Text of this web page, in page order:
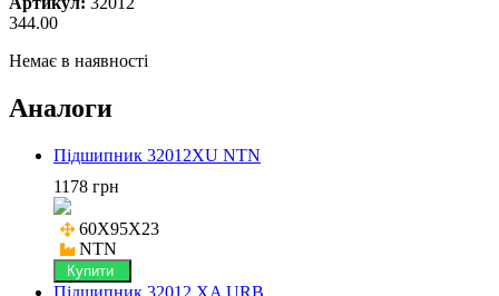
344.00
Немає в наявності
Аналоги
Підшипник 32012XU NTN
1178 грн
60X95X23
NTN
Купити
Підшипник 32012 XA URB